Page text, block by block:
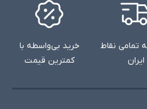
تمامی نقاط
ایران
خرید بی‌واسطه با
کمترین قیمت